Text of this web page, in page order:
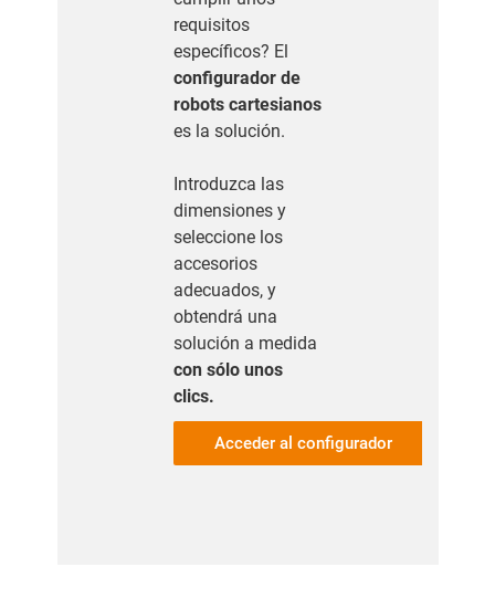
requisitos
específicos? El
configurador de
robots cartesianos
es la solución.
Introduzca las
dimensiones y
seleccione los
accesorios
adecuados, y
obtendrá una
solución a medida
con sólo unos
clics.
Acceder al configurador